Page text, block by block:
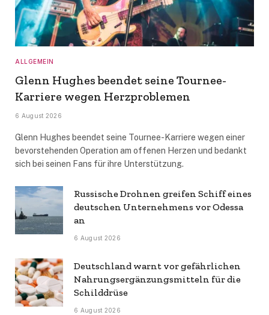
ALLGEMEIN
Glenn Hughes beendet seine Tournee-
Karriere wegen Herzproblemen
6 August 2026
Glenn Hughes beendet seine Tournee-Karriere wegen einer
bevorstehenden Operation am offenen Herzen und bedankt
sich bei seinen Fans für ihre Unterstützung.
Russische Drohnen greifen Schiff eines
deutschen Unternehmens vor Odessa
an
6 August 2026
Deutschland warnt vor gefährlichen
Nahrungsergänzungsmitteln für die
Schilddrüse
6 August 2026